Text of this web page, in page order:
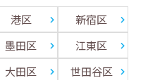
港区
新宿区
墨田区
江東区
大田区
世田谷区